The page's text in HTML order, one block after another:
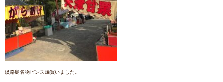
淡路島名物ピンス焼買いました。